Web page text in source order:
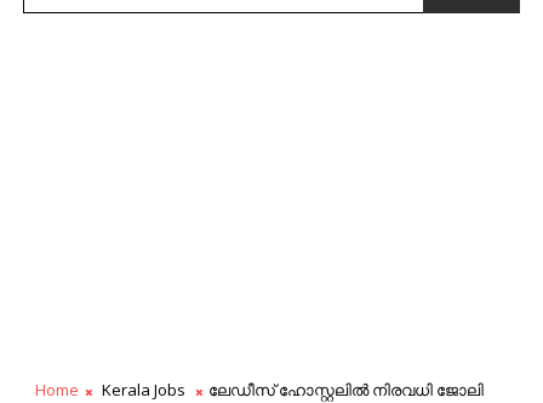
Home Kerala Jobs
ലേഡീസ് ഹോസ്റ്റലിൽ നിരവധി ജോലി